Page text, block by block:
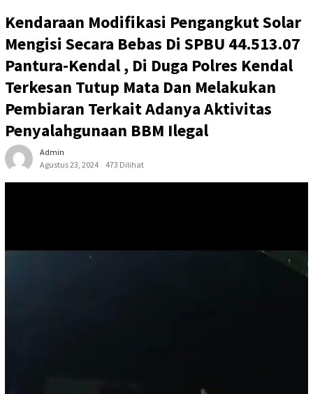
Kendaraan Modifikasi Pengangkut Solar
Mengisi Secara Bebas Di SPBU 44.513.07
Pantura-Kendal , Di Duga Polres Kendal
Terkesan Tutup Mata Dan Melakukan
Pembiaran Terkait Adanya Aktivitas
Penyalahgunaan BBM Ilegal
Admin
Agustus 23, 2024
473 Dilihat